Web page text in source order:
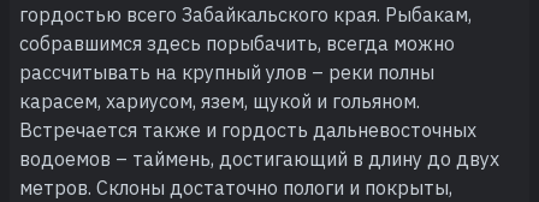
гордостью всего Забайкальского края. Рыбакам,
собравшимся здесь порыбачить, всегда можно
рассчитывать на крупный улов – реки полны
карасем, хариусом, язем, щукой и гольяном.
Встречается также и гордость дальневосточных
водоемов – таймень, достигающий в длину до двух
метров. Склоны достаточно пологи и покрыты,